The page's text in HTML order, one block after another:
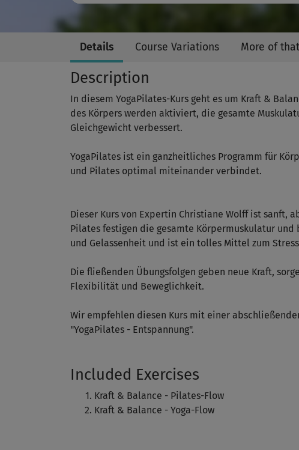
Details Course Variations More of that
Description
In diesem YogaPilates-Kurs geht es um Kraft &
des Körpers werden aktiviert, die gesamte
Gleichgewicht verbessert.
YogaPilates ist ein ganzheitliches Programm für
und Pilates optimal miteinander verbindet.
Dieser Kurs von Expertin Christiane Wolff ist sanft,
Pilates festigen die gesamte Körpermuskulatur und
und Gelassenheit und ist ein tolles Mittel zum
Die fließenden Übungsfolgen geben neue Kraft,
Flexibilität und Beweglichkeit.
Wir empfehlen diesen Kurs mit einer
"YogaPilates - Entspannung".
Included Exercises
Kraft & Balance - Pilates-Flow
Kraft & Balance - Yoga-Flow